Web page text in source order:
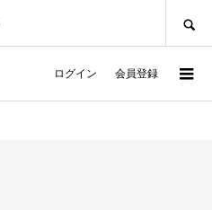
ログイン 会員登録